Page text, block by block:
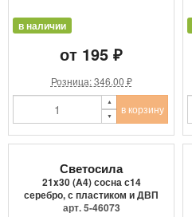
в наличии
от 195 ₽
Розница: 346.00 ₽
в корзину
Светосила
21x30 (A4) сосна с14
серебро, с пластиком и ДВП
арт. 5-46073